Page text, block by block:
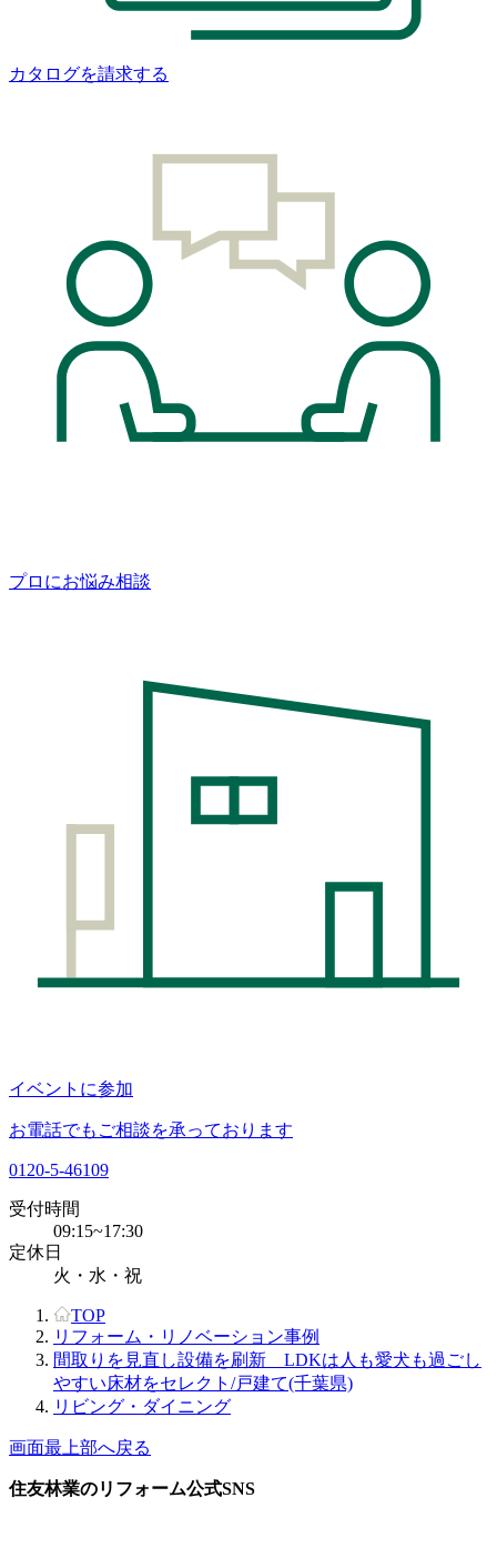
カタログを請求する
プロにお悩み相談
イベントに参加
お電話でもご相談を承っております
0120-5-46109
受付時間
09:15~17:30
定休日
火・水・祝
TOP
リフォーム・リノベーション事例
間取りを見直し設備を刷新 LDKは人も愛犬も過ごし
やすい床材をセレクト/戸建て(千葉県)
リビング・ダイニング
画面最上部へ戻る
住友林業のリフォーム公式SNS